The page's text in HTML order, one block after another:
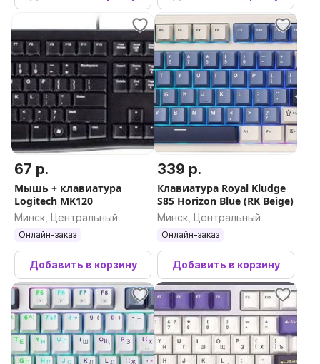
67 р.
Мышь + клавиатура
Logitech MK120
Минск, Центральный
Онлайн-заказ
Добавить в корзину
339 р.
Клавиатура Royal Kludge
S85 Horizon Blue (RK Beige)
Минск, Центральный
Онлайн-заказ
Добавить в корзину